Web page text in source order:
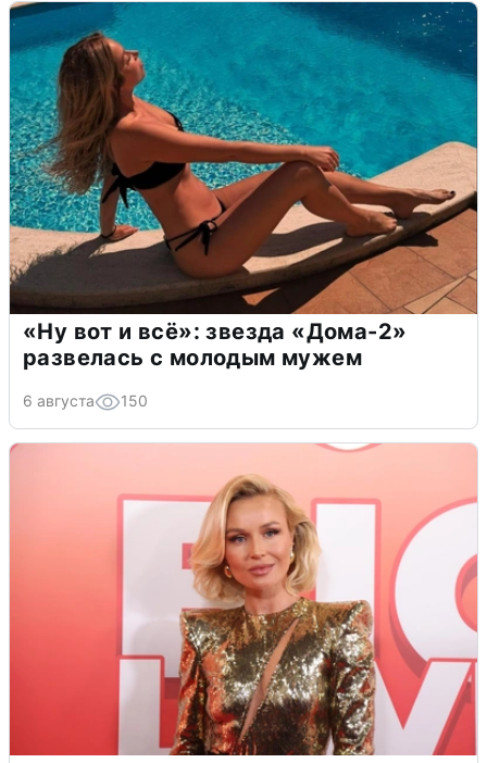
«Ну вот и всё»: звезда «Дома-2»
развелась с молодым мужем
6 августа 150